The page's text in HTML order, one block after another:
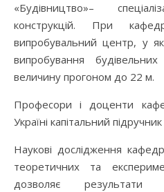
«Будівництво»–
конструкцій. При
випробувальний центр, у
випробування
величину прогоном до 22 м.
Професори і доценти
Україні капітальний
Наукові дослідження
теоретичних та
дозволяє результати